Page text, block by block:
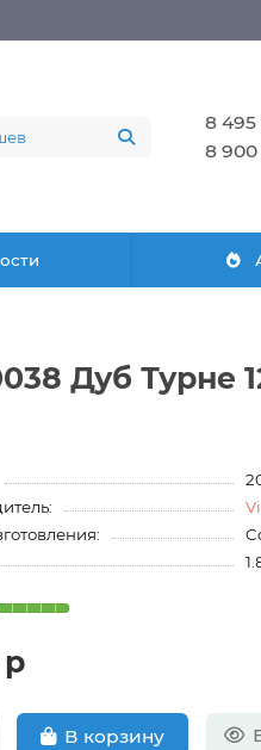
8 495
8 900
Дуб Турне
В корзину